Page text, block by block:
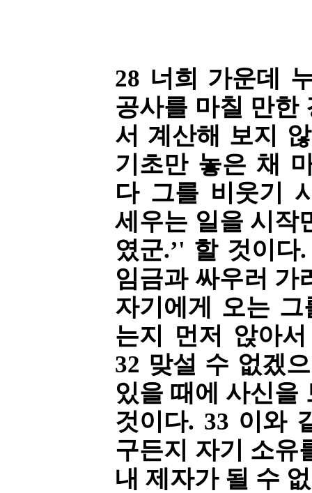
28 너희 가운데
공사를 마칠 만한
서 계산해 보지
기초만 놓은 채
다 그를 비웃기
세우는 일을 시작
였군.’' 할 것이
임금과 싸우러 가
자기에게 오는
는지 먼저 앉아
32 맞설 수 없겠
있을 때에 사신을
것이다. 33 이와
구든지 자기 소유
내 제자가 될 수